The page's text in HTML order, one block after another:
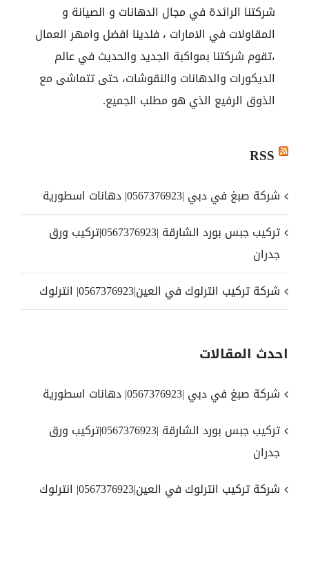
شركتنا الرائدة في مجال الدهانات و الصيانة و
المقاولات في الامارات ، فلدينا افضل وامهر العمال
،تقوم شركتنا بمواكبة الجديد والحديث في عالم
الديكورات والدهانات والنقوشات، حتى تتماشى مع
الذوق الرفيع الذي هو مطلب الجميع.
RSS
شركة صبغ في دبي |0567376923| دهانات اسطورية
تركيب جبس بورد الشارقة |0567376923|تركيب ورق
جدران
شركة تركيب انترلوك في العين|0567376923| انترلوك
احدث المقالات
شركة صبغ في دبي |0567376923| دهانات اسطورية
تركيب جبس بورد الشارقة |0567376923|تركيب ورق
جدران
شركة تركيب انترلوك في العين|0567376923| انترلوك